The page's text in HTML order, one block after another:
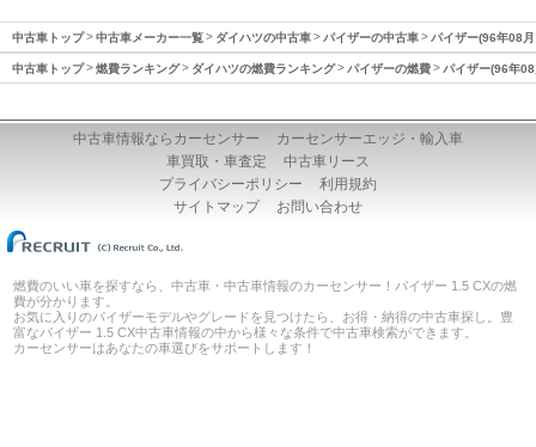
中古車トップ 中古車メーカー一覧 ダイハツの中古車 パイザーの中古車 パイザー(96年08
中古車トップ 燃費ランキング ダイハツの燃費ランキング パイザーの燃費 パイザー(96年
中古車情報ならカーセンサー
カーセンサーエッジ・輸入車
車買取・車査定
中古車リース
プライバシーポリシー
利用規約
サイトマップ
お問い合わせ
燃費のいい車を探すなら、中古車・中古車情報のカーセンサー！パイザー 1.5 CXの燃
費が分かります。
お気に入りのパイザーモデルやグレードを見つけたら、お得・納得の中古車探し。豊
富なパイザー 1.5 CX中古車情報の中から様々な条件で中古車検索ができます。
カーセンサーはあなたの車選びをサポートします！